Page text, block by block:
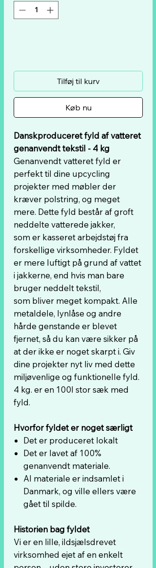
Tilføj til kurv
Køb nu
Danskproduceret fyld af vatteret
genanvendt tekstil - 4 kg
Genanvendt vatteret fyld er
perfekt til dine upcycling
projekter med møbler der
kræver polstring, og meget
mere. Dette fyld består af groft
neddelte vatterede jakker,
som er kasseret arbejdstøj fra
forskellige virksomheder. Fyldet
er mere luftigt på grund af vattet
i jakkerne, end hvis man bare
bruger neddelt tekstil,
som bliver meget kompakt. Alle
metaldele, lynlåse og andre
hårde genstande er blevet
fjernet, så du kan være sikker på
at der ikke er noget skarpt i. Giv
dine projekter nyt liv med dette
miljøvenlige og funktionelle fyld.
4 kg. er en 100l stor sæk med
fyld.
Hvorfor fyldet er noget særligt
Det er produceret lokalt
Det er lavet af 100%
genanvendt materiale.
Al materiale er indsamlet i
Danmark, og ville ellers være
gået til spilde.
Historien bag fyldet
Vi er en lille, ildsjælsdrevet
virksomhed ejet af en enkelt